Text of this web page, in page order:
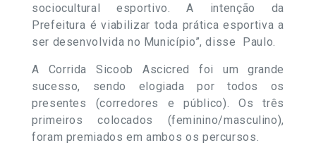
sociocultural esportivo. A intenção da
Prefeitura é viabilizar toda prática esportiva a
ser desenvolvida no Município”, disse Paulo.
A Corrida Sicoob Ascicred foi um grande
sucesso, sendo elogiada por todos os
presentes (corredores e público). Os três
primeiros colocados (feminino/masculino),
foram premiados em ambos os percursos.